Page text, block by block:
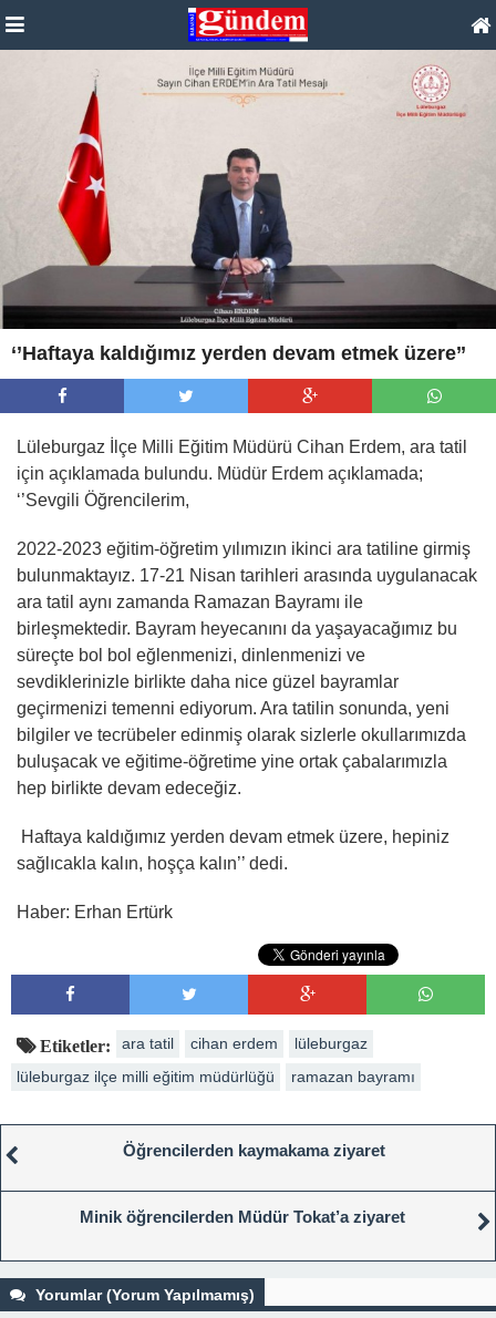
‘’Haftaya kaldığımız yerden devam etmek üzere’’
Lüleburgaz İlçe Milli Eğitim Müdürü Cihan Erdem, ara tatil
için açıklamada bulundu. Müdür Erdem açıklamada;
‘’Sevgili Öğrencilerim,
2022-2023 eğitim-öğretim yılımızın ikinci ara tatiline girmiş
bulunmaktayız. 17-21 Nisan tarihleri arasında uygulanacak
ara tatil aynı zamanda Ramazan Bayramı ile
birleşmektedir. Bayram heyecanını da yaşayacağımız bu
süreçte bol bol eğlenmenizi, dinlenmenizi ve
sevdiklerinizle birlikte daha nice güzel bayramlar
geçirmenizi temenni ediyorum. Ara tatilin sonunda, yeni
bilgiler ve tecrübeler edinmiş olarak sizlerle okullarımızda
buluşacak ve eğitime-öğretime yine ortak çabalarımızla
hep birlikte devam edeceğiz.
Haftaya kaldığımız yerden devam etmek üzere, hepiniz
sağlıcakla kalın, hoşça kalın’’ dedi.
Haber: Erhan Ertürk
Etiketler: ara tatil cihan erdem
lüleburgaz
lüleburgaz ilçe milli eğitim müdürlüğü
ramazan bayramı
Öğrencilerden kaymakama ziyaret
Minik öğrencilerden Müdür Tokat’a ziyaret
Yorumlar (Yorum Yapılmamış)